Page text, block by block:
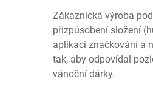
Zákaznická výroba
přizpůsobení složení
aplikaci značkování a
tak, aby odpovídal
vánoční dárky.